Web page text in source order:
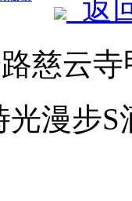
返
慈云
光漫